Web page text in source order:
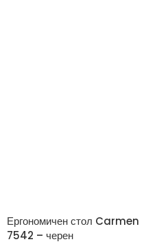
Ергономичен стол Carmen
7542 – черен